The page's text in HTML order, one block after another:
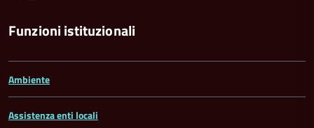
Funzioni istituzionali
Ambiente
Assistenza enti locali